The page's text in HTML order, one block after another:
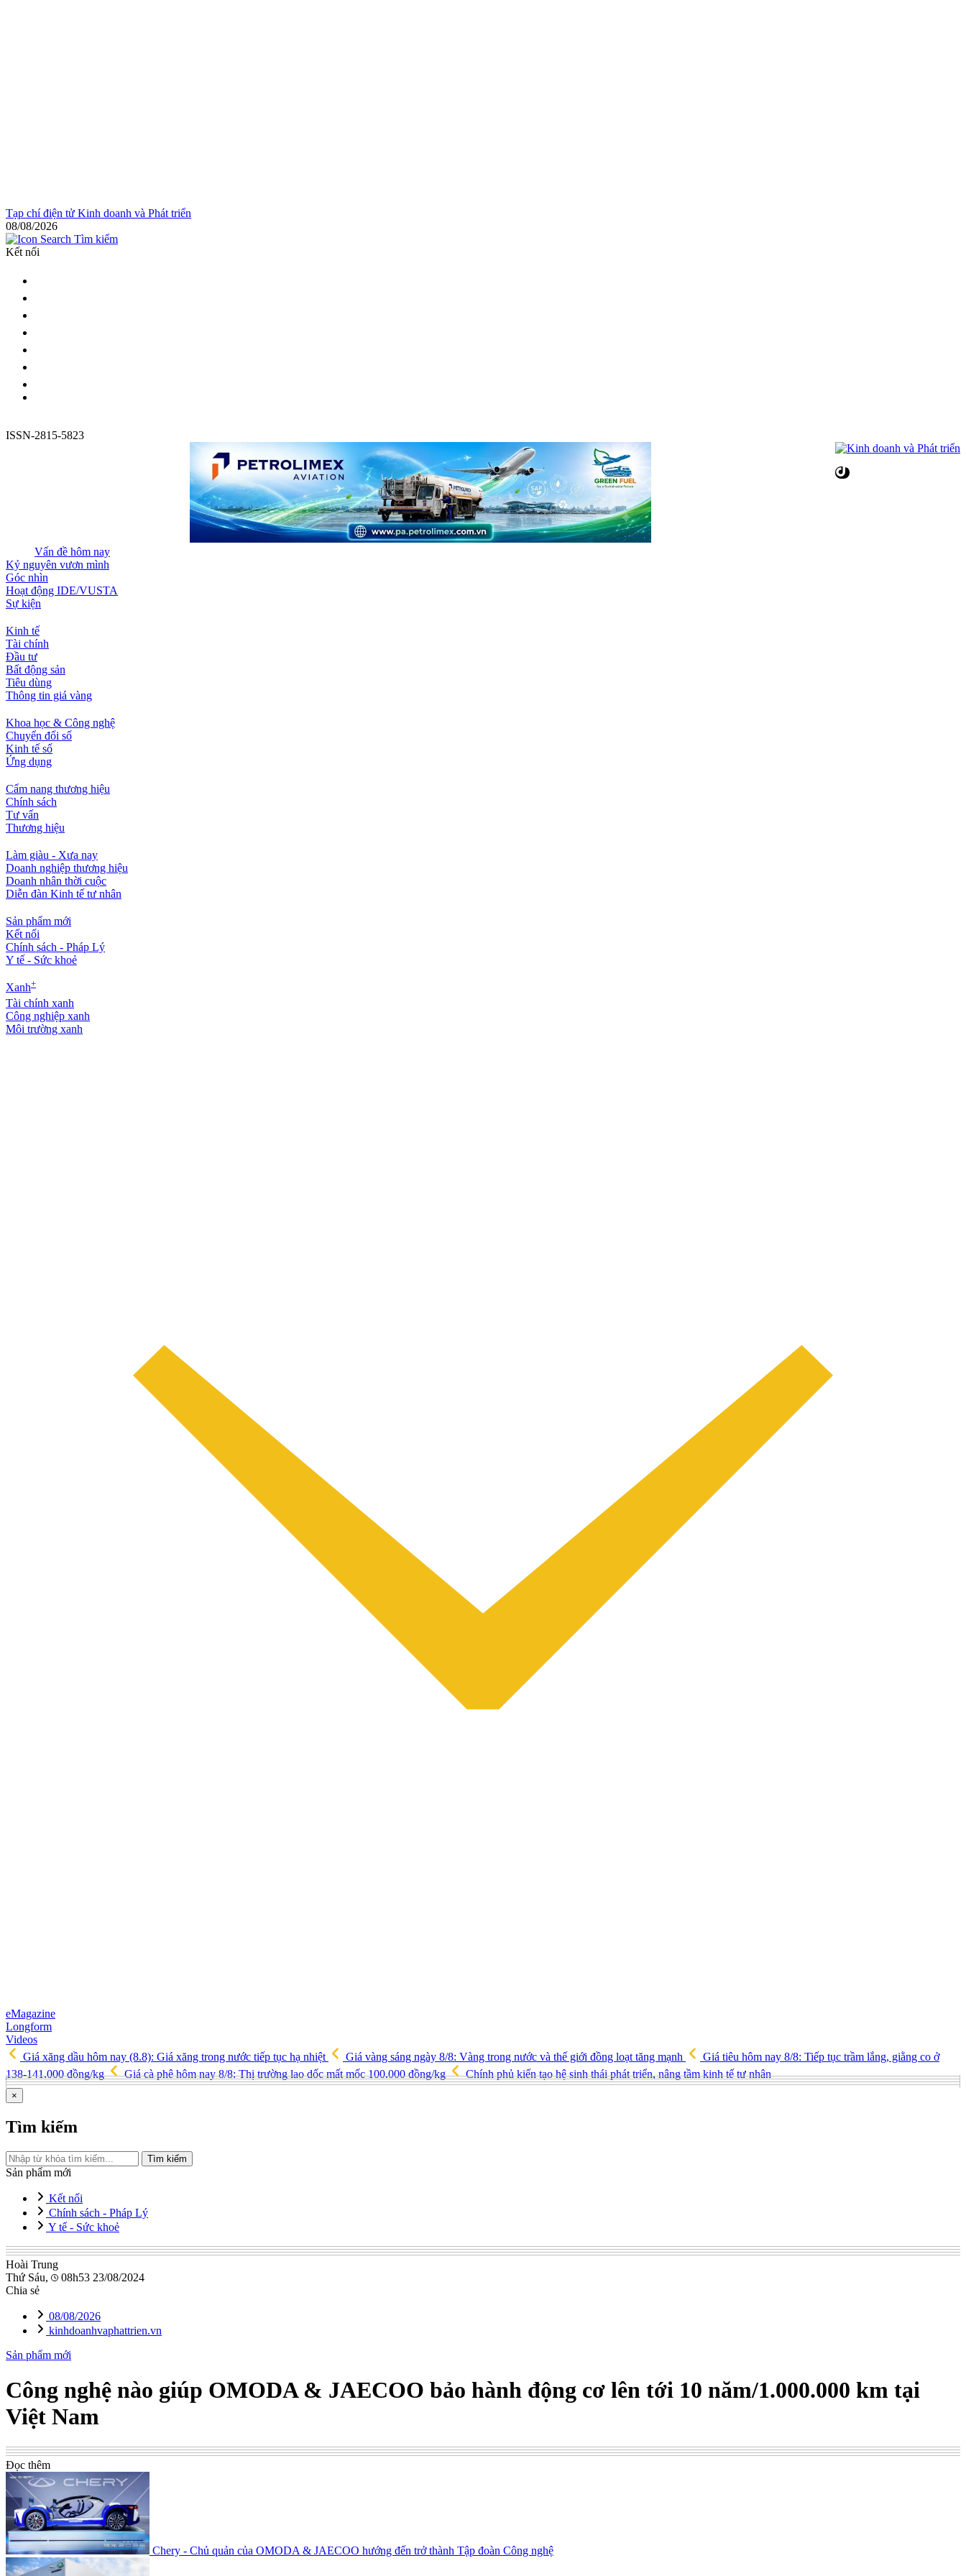
Tạp chí điện tử Kinh doanh và Phát triển
08/08/2026
Tìm kiếm
Kết nối
ISSN-2815-5823
Vấn đề hôm nay
Kỷ nguyên vươn mình
Góc nhìn
Hoạt động IDE/VUSTA
Sự kiện
Kinh tế
Tài chính
Đầu tư
Bất động sản
Tiêu dùng
Thông tin giá vàng
Khoa học & Công nghệ
Chuyển đổi số
Kinh tế số
Ứng dụng
Cẩm nang thương hiệu
Chính sách
Tư vấn
Thương hiệu
Làm giàu - Xưa nay
Doanh nghiệp thương hiệu
Doanh nhân thời cuộc
Diễn đàn Kinh tế tư nhân
Sản phẩm mới
Kết nối
Chính sách - Pháp Lý
Y tế - Sức khoẻ
Xanh+
Tài chính xanh
Công nghiệp xanh
Môi trường xanh
eMagazine
Longform
Videos
Giá xăng dầu hôm nay (8.8): Giá xăng trong nước tiếp tục hạ nhiệt
Giá vàng sáng ngày 8/8: Vàng trong nước và thế giới đồng loạt tăng mạnh
Giá tiêu hôm nay 8/8: Tiếp tục trầm lắng, giằng co ở
138-141.000 đồng/kg
Giá cà phê hôm nay 8/8: Thị trường lao dốc mất mốc 100.000 đồng/kg Chính phủ kiến tạo hệ sinh thái phát triển, nâng tầm kinh tế tư nhân
×
Tìm kiếm
Tìm kiếm
Sản phẩm mới
Kết nối
Chính sách - Pháp Lý
Y tế - Sức khoẻ
Hoài Trung
Thứ Sáu,
08h53 23/08/2024
Chia sẻ
08/08/2026
kinhdoanhvaphattrien.vn
Sản phẩm mới
Công nghệ nào giúp OMODA & JAECOO bảo hành động cơ lên tới 10 năm/1.000.000 km tại
Việt Nam
Đọc thêm
Chery - Chủ quản của OMODA & JAECOO hướng đến trở thành Tập đoàn Công nghệ